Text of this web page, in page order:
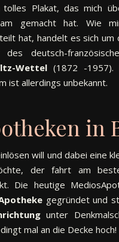
Plakat, das mich
gemacht hat. Wie
hat, handelt es sich um
des deutsch-
Wettel (1872 -1957).
ist allerdings unbekannt.
in
will und dabei eine
der fahrt am
Die heutige
gegründet und
unter
mal an die Decke hoch!